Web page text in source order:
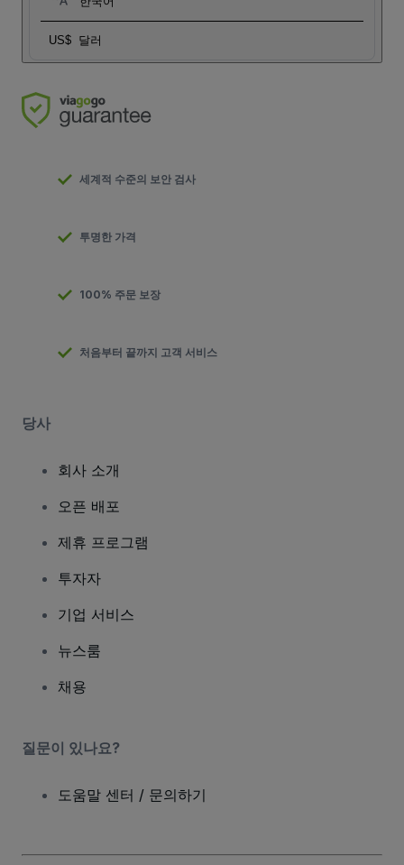
US$ 달러
세계적 수준의 보안 검사
투명한 가격
100% 주문 보장
처음부터 끝까지 고객 서비스
당사
회사 소개
오픈 배포
제휴 프로그램
투자자
기업 서비스
뉴스룸
채용
질문이 있나요?
도움말 센터 / 문의하기